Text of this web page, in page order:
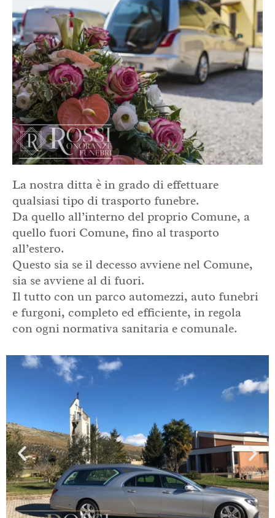
La nostra ditta è in grado di effettuare
qualsiasi tipo di trasporto funebre.
Da quello all’interno del proprio Comune, a
quello fuori Comune, fino al trasporto
all’estero.
Questo sia se il decesso avviene nel Comune,
sia se avviene al di fuori.
Il tutto con un parco automezzi, auto funebri
e furgoni, completo ed efficiente, in regola
con ogni normativa sanitaria e comunale.